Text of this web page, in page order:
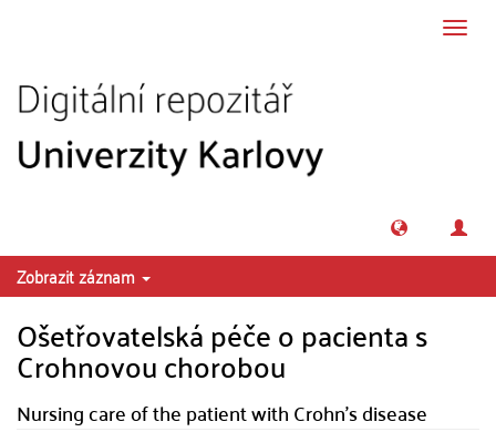
Zobrazit záznam
Ošetřovatelská péče o pacienta s
Crohnovou chorobou
Nursing care of the patient with Crohn's disease